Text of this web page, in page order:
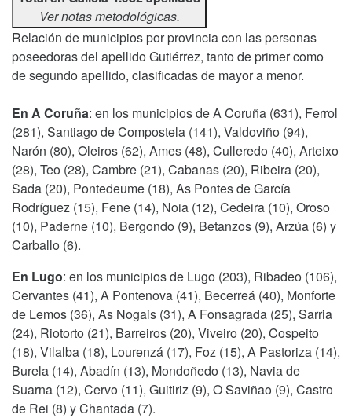
Ver notas metodológicas.
Relación de municipios por provincia con las personas
poseedoras del apellido Gutiérrez, tanto de primer como
de segundo apellido, clasificadas de mayor a menor.
En A Coruña: en los municipios de A Coruña (631), Ferrol
(281), Santiago de Compostela (141), Valdoviño (94),
Narón (80), Oleiros (62), Ames (48), Culleredo (40), Arteixo
(28), Teo (28), Cambre (21), Cabanas (20), Ribeira (20),
Sada (20), Pontedeume (18), As Pontes de García
Rodríguez (15), Fene (14), Noia (12), Cedeira (10), Oroso
(10), Paderne (10), Bergondo (9), Betanzos (9), Arzúa (6) y
Carballo (6).
En Lugo: en los municipios de Lugo (203), Ribadeo (106),
Cervantes (41), A Pontenova (41), Becerreá (40), Monforte
de Lemos (36), As Nogais (31), A Fonsagrada (25), Sarria
(24), Riotorto (21), Barreiros (20), Viveiro (20), Cospeito
(18), Vilalba (18), Lourenzá (17), Foz (15), A Pastoriza (14),
Burela (14), Abadín (13), Mondoñedo (13), Navia de
Suarna (12), Cervo (11), Guitiriz (9), O Saviñao (9), Castro
de Rei (8) y Chantada (7).